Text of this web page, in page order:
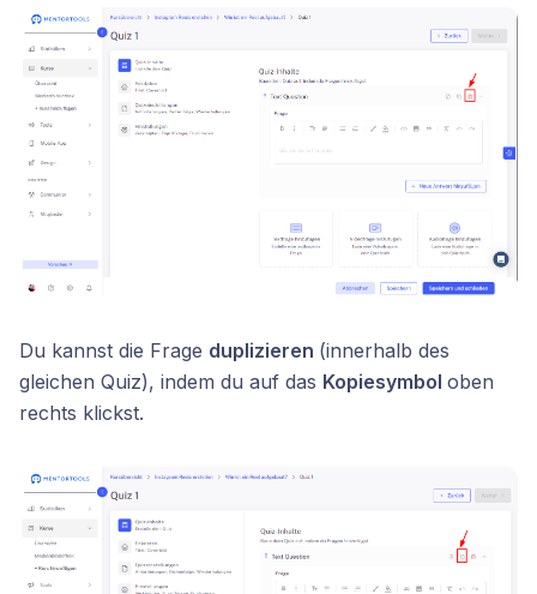
Du kannst die Frage duplizieren (innerhalb des
gleichen Quiz), indem du auf das Kopiesymbol oben
rechts klickst.